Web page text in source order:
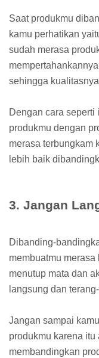
Saat produkmu
kamu perhatikan
sudah merasa
sehingga
Dengan cara seperti
produkmu dengan
merasa terbungkam
lebih baik
3. Jangan
Dibanding-
membuatmu
menutup mata dan
langsung dan
Jangan sampai
produkmu karena itu
membandingkan